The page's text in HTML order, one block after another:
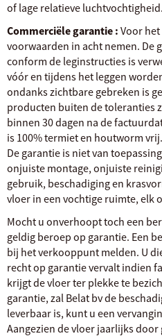
of lage relatieve luchtvochtigheid.
Commerciële garantie : Voor
voorwaarden in acht nemen. De
conform de leginstructies is
vóór en tijdens het leggen
ondanks zichtbare gebreken is
producten buiten de toleranties
binnen 30 dagen na de
is 100% termiet en houtworm
De garantie is niet van
onjuiste montage, onjuiste
gebruik, beschadiging en
vloer in een vochtige ruimte, elk
Mocht u onverhoopt toch een
geldig beroep op garantie. Een
bij het verkooppunt melden. U
recht op garantie vervalt indien
krijgt de vloer ter plekke te
garantie, zal Belat bv de
leverbaar is, kunt u een
Aangezien de vloer jaarlijks